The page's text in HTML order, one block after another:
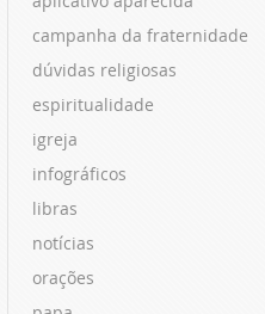
campanha da fraternidade
dúvidas religiosas
espiritualidade
igreja
infográficos
libras
notícias
orações